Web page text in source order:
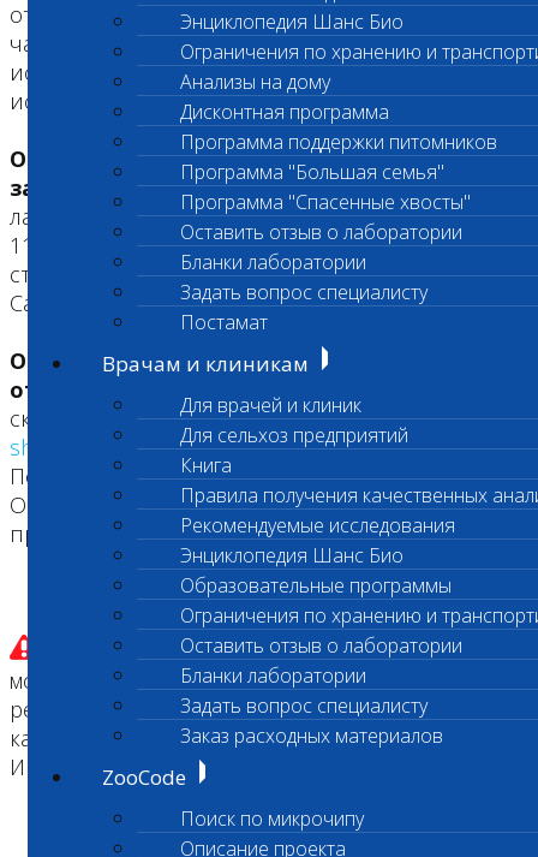
Энциклопедия Шанс Био
Ограничения по хранению и
Анализы на дому
Дисконтная программа
Программа поддержки питомников
Программа "Большая семья"
Программа "Спасенные хвосты"
Оставить отзыв о лаборатории
Бланки лаборатории
Задать вопрос специалисту
Постамат
Врачам и клиникам
Для врачей и клиник
Для сельхоз предприятий
Книга
Правила получения качественных
Рекомендуемые исследования
Энциклопедия Шанс Био
Образовательные программы
Ограничения по хранению и
Оставить отзыв о лаборатории
Бланки лаборатории
Задать вопрос специалисту
Заказ расходных материалов
ZooCode
Поиск по микрочипу
Описание проекта
отсутствии конкретной информации, в
частности дат, имен сотрудников, проводимых
исследований, отзыв (заявление) принимаются
исключительно в ознакомительном порядке.
Отзывы и заявления принимаются лично от
заявителя
и регистрируется в Центральной
лаборатории по адресу:
115230 г. Москва, Электролитный проезд дом 3
стр. 12 круглосуточно, без выходных.
Санитарный час 9:00 - 10:00
Отзывы и заявления могут быть
отправлены по электронной почте
сканированном виде в формате.pdf)
shansbio@vetlab.ru
Подтверждением получения и регистрации
Отзыва является письмо - уведомление о
присвоении делу входящего номера
Претензии по результатам принимаются с
момента оказании услуги или получения
результата анализа, в сроки установленные для
каждого исследования индивидуально.
Информация на бланках или у администраторов.